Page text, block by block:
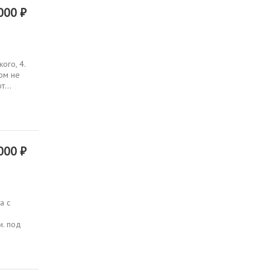
₽
4.
не
₽
с
под